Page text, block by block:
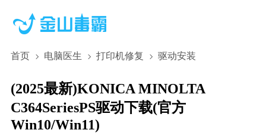
首页 电脑医生 打印机修复 驱动安装
(2025最新)KONICA MINOLTA
C364SeriesPS驱动下载(官方
Win10/Win11)